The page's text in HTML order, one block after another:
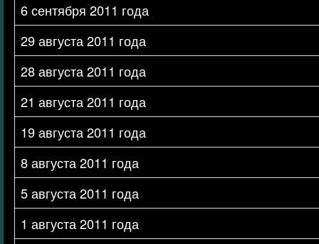
6 сентября 2011 года
29 августа 2011 года
28 августа 2011 года
21 августа 2011 года
19 августа 2011 года
8 августа 2011 года
5 августа 2011 года
1 августа 2011 года